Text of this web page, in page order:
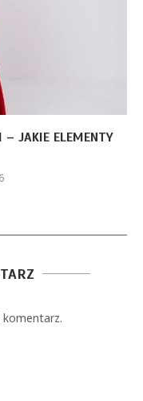
– JAKIE ELEMENTY